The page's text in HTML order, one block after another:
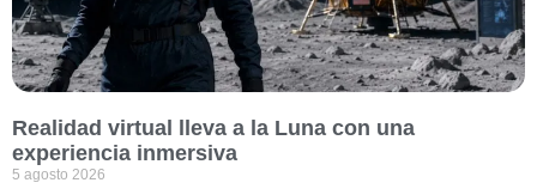
Realidad virtual lleva a la Luna con una
experiencia inmersiva
5 agosto 2026